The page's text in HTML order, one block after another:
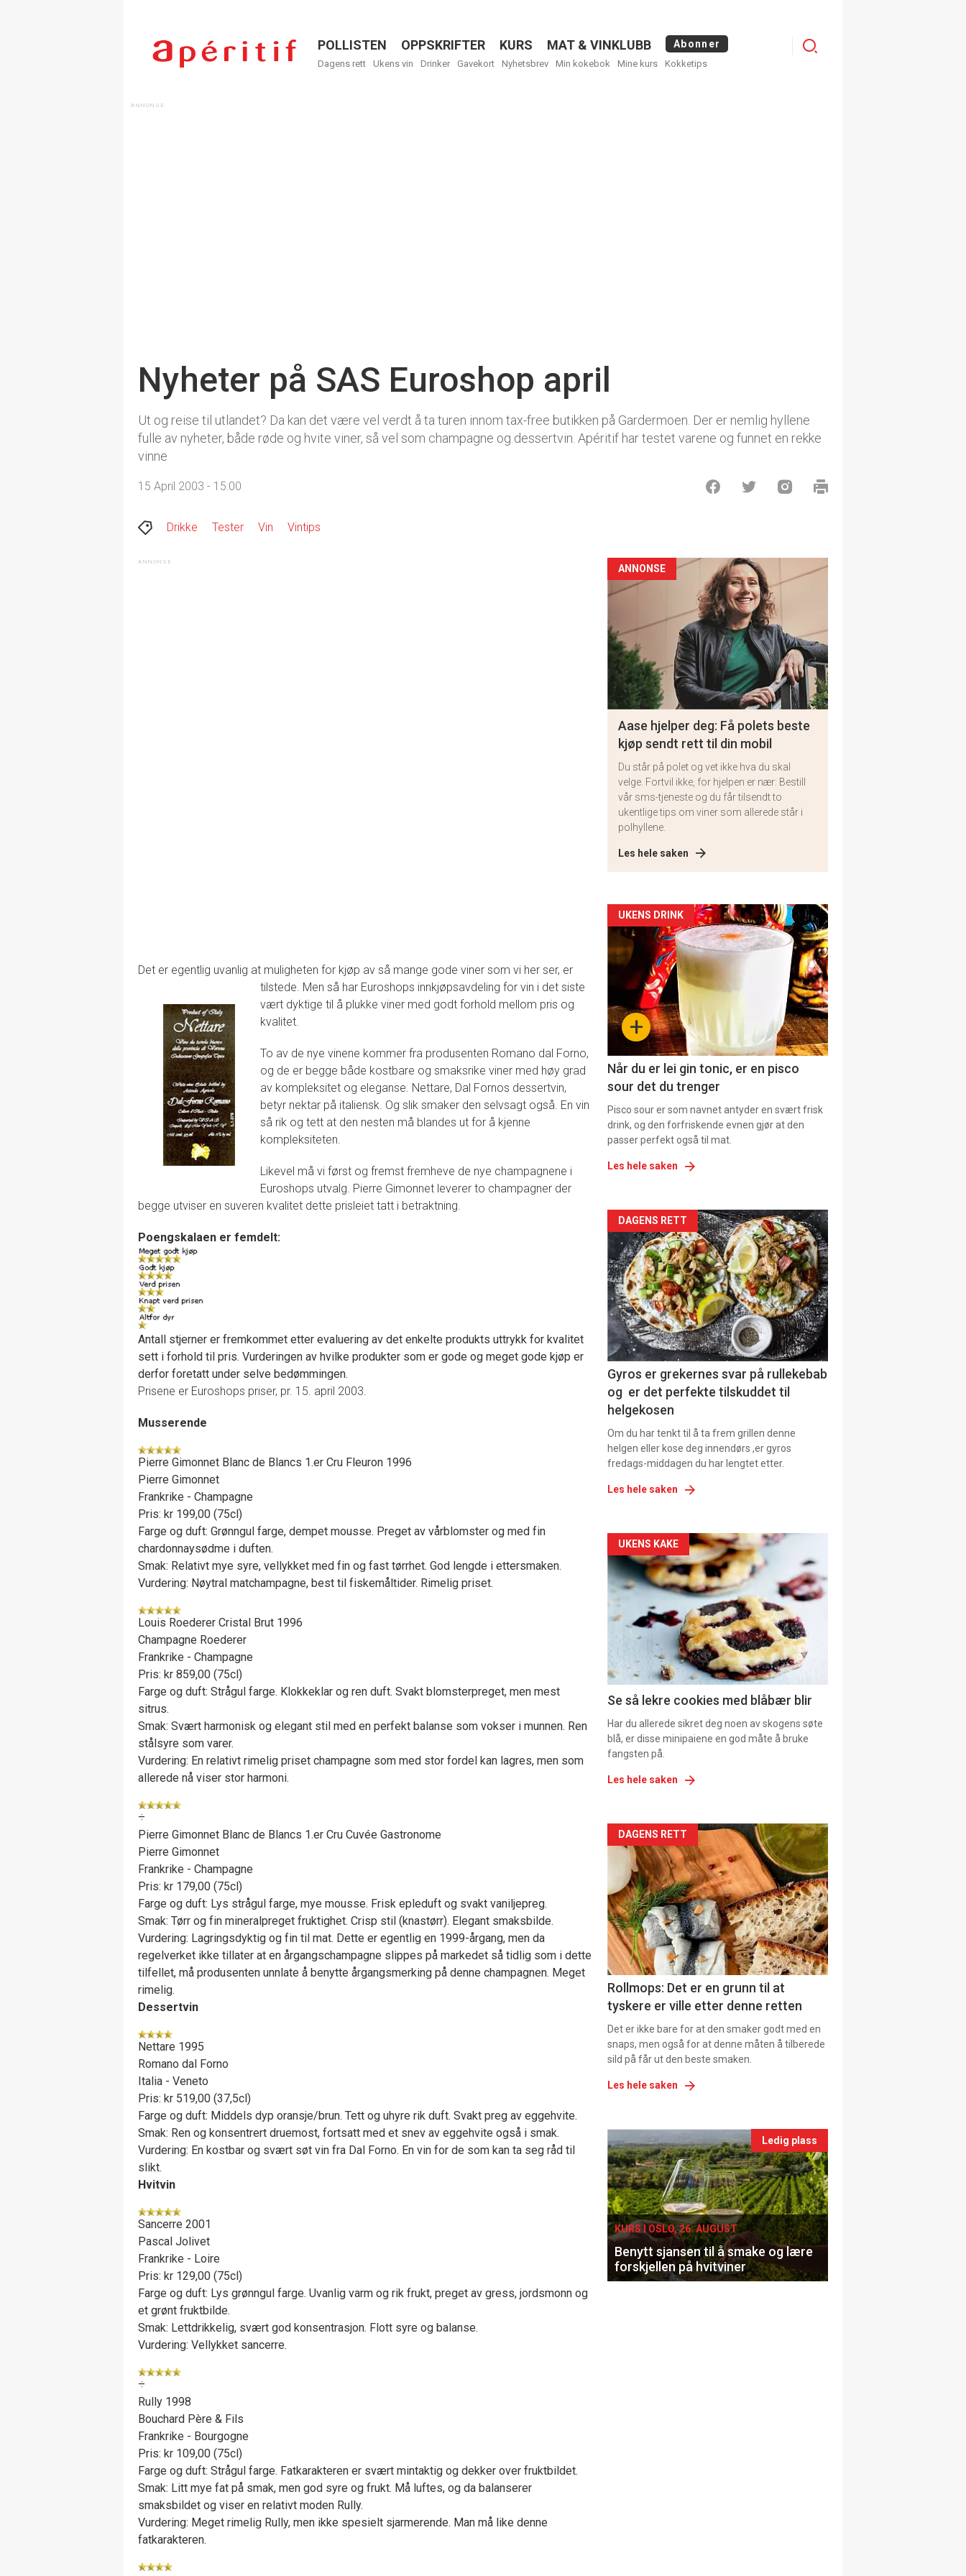
Menu
POLLISTEN OPPSKRIFTER KURS MAT & VINKLUBB Abonner
Dagens rett Ukens vin Drinker Gavekort Nyhetsbrev Min kokebok Mine kurs Kokketips
Logg
Nyheter på SAS Euroshop april
Ut og reise til utlandet? Da kan det være vel verdt å ta turen innom tax-free butikken på Gardermoen. Der er nemlig hyllene
fulle av nyheter, både røde og hvite viner, så vel som champagne og dessertvin. Apéritif har testet varene og funnet en rekke
vinne
15 April 2003 - 15:00
Drikke Tester Vin Vintips
Det er egentlig uvanlig at muligheten for kjøp av så mange gode viner som vi her ser, er
tilstede. Men så har Euroshops innkjøpsavdeling for vin i det siste
vært dyktige til å plukke viner med godt forhold mellom pris og
kvalitet.
To av de nye vinene kommer fra produsenten Romano dal Forno,
og de er begge både kostbare og smaksrike viner med høy grad
av kompleksitet og eleganse. Nettare, Dal Fornos dessertvin,
betyr nektar på italiensk. Og slik smaker den selvsagt også. En vin
så rik og tett at den nesten må blandes ut for å kjenne
kompleksiteten.
Likevel må vi først og fremst fremheve de nye champagnene i
Euroshops utvalg. Pierre Gimonnet leverer to champagner der
begge utviser en suveren kvalitet dette prisleiet tatt i betraktning.
Poengskalaen er femdelt:
Antall stjerner er fremkommet etter evaluering av det enkelte produkts uttrykk for kvalitet
sett i forhold til pris. Vurderingen av hvilke produkter som er gode og meget gode kjøp er
derfor foretatt under selve bedømmingen.
Prisene er Euroshops priser, pr. 15. april 2003.
Musserende
Pierre Gimonnet Blanc de Blancs 1.er Cru Fleuron 1996
Pierre Gimonnet
Frankrike - Champagne
Pris: kr 199,00 (75cl)
Farge og duft: Grønngul farge, dempet mousse. Preget av vårblomster og med fin
chardonnaysødme i duften.
Smak: Relativt mye syre, vellykket med fin og fast tørrhet. God lengde i ettersmaken.
Vurdering: Nøytral matchampagne, best til fiskemåltider. Rimelig priset.
Louis Roederer Cristal Brut 1996
Champagne Roederer
Frankrike - Champagne
Pris: kr 859,00 (75cl)
Farge og duft: Strågul farge. Klokkeklar og ren duft. Svakt blomsterpreget, men mest
sitrus.
Smak: Svært harmonisk og elegant stil med en perfekt balanse som vokser i munnen. Ren
stålsyre som varer.
Vurdering: En relativt rimelig priset champagne som med stor fordel kan lagres, men som
allerede nå viser stor harmoni.
÷
Pierre Gimonnet Blanc de Blancs 1.er Cru Cuvée Gastronome
Pierre Gimonnet
Frankrike - Champagne
Pris: kr 179,00 (75cl)
Farge og duft: Lys strågul farge, mye mousse. Frisk epleduft og svakt vaniljepreg.
Smak: Tørr og fin mineralpreget fruktighet. Crisp stil (knastørr). Elegant smaksbilde.
Vurdering: Lagringsdyktig og fin til mat. Dette er egentlig en 1999-årgang, men da
regelverket ikke tillater at en årgangschampagne slippes på markedet så tidlig som i dette
tilfellet, må produsenten unnlate å benytte årgangsmerking på denne champagnen. Meget
rimelig.
Dessertvin
Nettare 1995
Romano dal Forno
Italia - Veneto
Pris: kr 519,00 (37,5cl)
Farge og duft: Middels dyp oransje/brun. Tett og uhyre rik duft. Svakt preg av eggehvite.
Smak: Ren og konsentrert druemost, fortsatt med et snev av eggehvite også i smak.
Vurdering: En kostbar og svært søt vin fra Dal Forno. En vin for de som kan ta seg råd til
slikt.
Hvitvin
Sancerre 2001
Pascal Jolivet
Frankrike - Loire
Pris: kr 129,00 (75cl)
Farge og duft: Lys grønngul farge. Uvanlig varm og rik frukt, preget av gress, jordsmonn og
et grønt fruktbilde.
Smak: Lettdrikkelig, svært god konsentrasjon. Flott syre og balanse.
Vurdering: Vellykket sancerre.
÷
Rully 1998
Bouchard Père & Fils
Frankrike - Bourgogne
Pris: kr 109,00 (75cl)
Farge og duft: Strågul farge. Fatkarakteren er svært mintaktig og dekker over fruktbildet.
Smak: Litt mye fat på smak, men god syre og frukt. Må luftes, og da balanserer
smaksbildet og viser en relativt moden Rully.
Vurdering: Meget rimelig Rully, men ikke spesielt sjarmerende. Man må like denne
fatkarakteren.
ANNONSE
Aase hjelper deg: Få polets beste
kjøp sendt rett til din mobil
Du står på polet og vet ikke hva du skal
velge. Fortvil ikke, for hjelpen er nær: Bestill
vår sms-tjeneste og du får tilsendt to
ukentlige tips om viner som allerede står i
polhyllene.
Les hele saken
Artikler
detail
section
11+
UKENS DRINK
Når du er lei gin tonic, er en pisco
sour det du trenger
Pisco sour er som navnet antyder en svært frisk
drink, og den forfriskende evnen gjør at den
passer perfekt også til mat.
Les hele saken
Artikler
detail
-
section
11
Dagens
rett
DAGENS RETT
Gyros er grekernes svar på rullekebab
og er det perfekte tilskuddet til
helgekosen
Om du har tenkt til å ta frem grillen denne
helgen eller kose deg innendørs ,er gyros
fredags-middagen du har lengtet etter.
Les hele saken
Artikler
detail
-
section
11
Dagens
rett
2
UKENS KAKE
Se så lekre cookies med blåbær blir
Har du allerede sikret deg noen av skogens søte
blå, er disse minipaiene en god måte å bruke
fangsten på.
Les hele saken
Artikler
detail
-
section
11
Ukens
vin
DAGENS RETT
Rollmops: Det er en grunn til at
tyskere er ville etter denne retten
Det er ikke bare for at den smaker godt med en
snaps, men også for at denne måten å tilberede
sild på får ut den beste smaken.
Les hele saken
Events
single
Ledig plass
KURS I OSLO, 26. AUGUST
Benytt sjansen til å smake og lære
forskjellen på hvitviner